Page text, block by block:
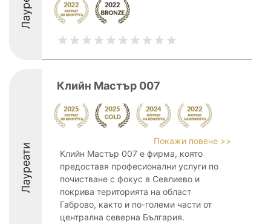
Лауреати
Клийн Мастър 007
Покажи повече >>
Клийн Мастър 007 е фирма, която
предоставя професионални услуги по
почистване с фокус в Севлиево и
покрива територията на област
Габрово, както и по-големи части от
централна северна България.